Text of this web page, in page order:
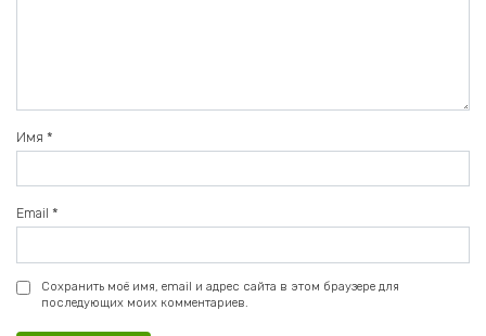
Имя *
Email *
Сохранить моё имя, email и адрес сайта в этом браузере для
последующих моих комментариев.